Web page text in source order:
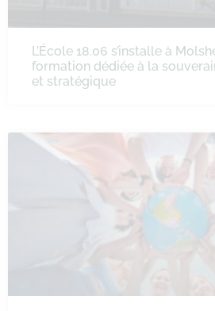
L’École 18.06 s’installe à
formation dédiée à la
et stratégique